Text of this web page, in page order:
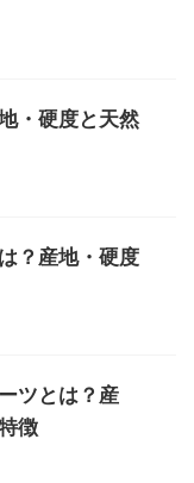
・硬度と天然
？産地・硬度
ツとは？産
徴